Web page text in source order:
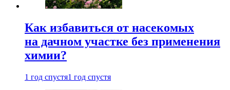
Как избавиться от насекомых
на дачном участке без применения
химии?
1 год спустя1 год спустя